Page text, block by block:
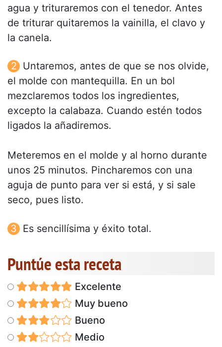
agua y trituraremos con el tenedor. Antes
de triturar quitaremos la vainilla, el clavo y
la canela.
Untaremos, antes de que se nos olvide,
el molde con mantequilla. En un bol
mezclaremos todos los ingredientes,
excepto la calabaza. Cuando estén todos
ligados la añadiremos.
Meteremos en el molde y al horno durante
unos 25 minutos. Pincharemos con una
aguja de punto para ver si está, y si sale
seco, pues listo.
Es sencillísima y éxito total.
Puntúe esta receta
Excelente
Muy bueno
Bueno
Medio